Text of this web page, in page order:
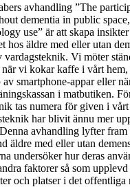
avhandling ”The
dementia in public
use” är att skapa
hos äldre med eller utan
vardagsteknik. Vi möter
vi kokar kaffe i vårt hem,
smartphone-appar eller
i matbutiken.
tas numera för given i
har blivit ännu mer
avhandling lyfter fram
äldre med eller utan
undersöker hur deras
faktorer så som
och platser i det offentliga